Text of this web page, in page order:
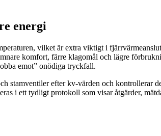
energi
vilket är extra viktigt i
komfort, färre klagomål och lägre
emot” onödiga tryckfall.
stamventiler efter kv-värden och kontrollerar
i ett tydligt protokoll som visar åtgärder,